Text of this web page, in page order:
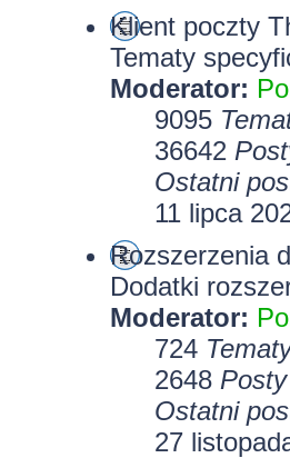
Klient poczty
Tematy
Moderator:
9095
36642
Ostatni
11 lipca
Rozszerzenia
Dodatki
Moderator:
724
2648 Posty
Ostatni
27